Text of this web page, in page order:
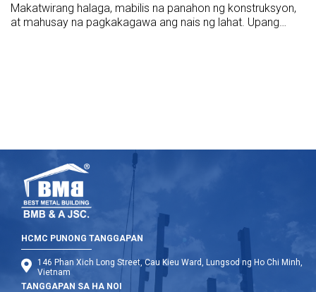
Makatwirang halaga, mabilis na panahon ng konstruksyon,
at mahusay na pagkakagawa ang nais ng lahat. Upang
HCMC PUNONG TANGGAPAN
146 Phan Xich Long Street, Cau Kieu Ward, Lungsod ng Ho Chi Minh,
Vietnam
TANGGAPAN SA HA NOI